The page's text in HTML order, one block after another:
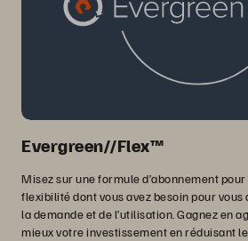
Evergreen//Flex™
Misez sur une formule d’abonnement
flexibilité dont vous avez besoin pour vous
la demande et de l’utilisation. Gagnez en
mieux votre investissement en réduisant